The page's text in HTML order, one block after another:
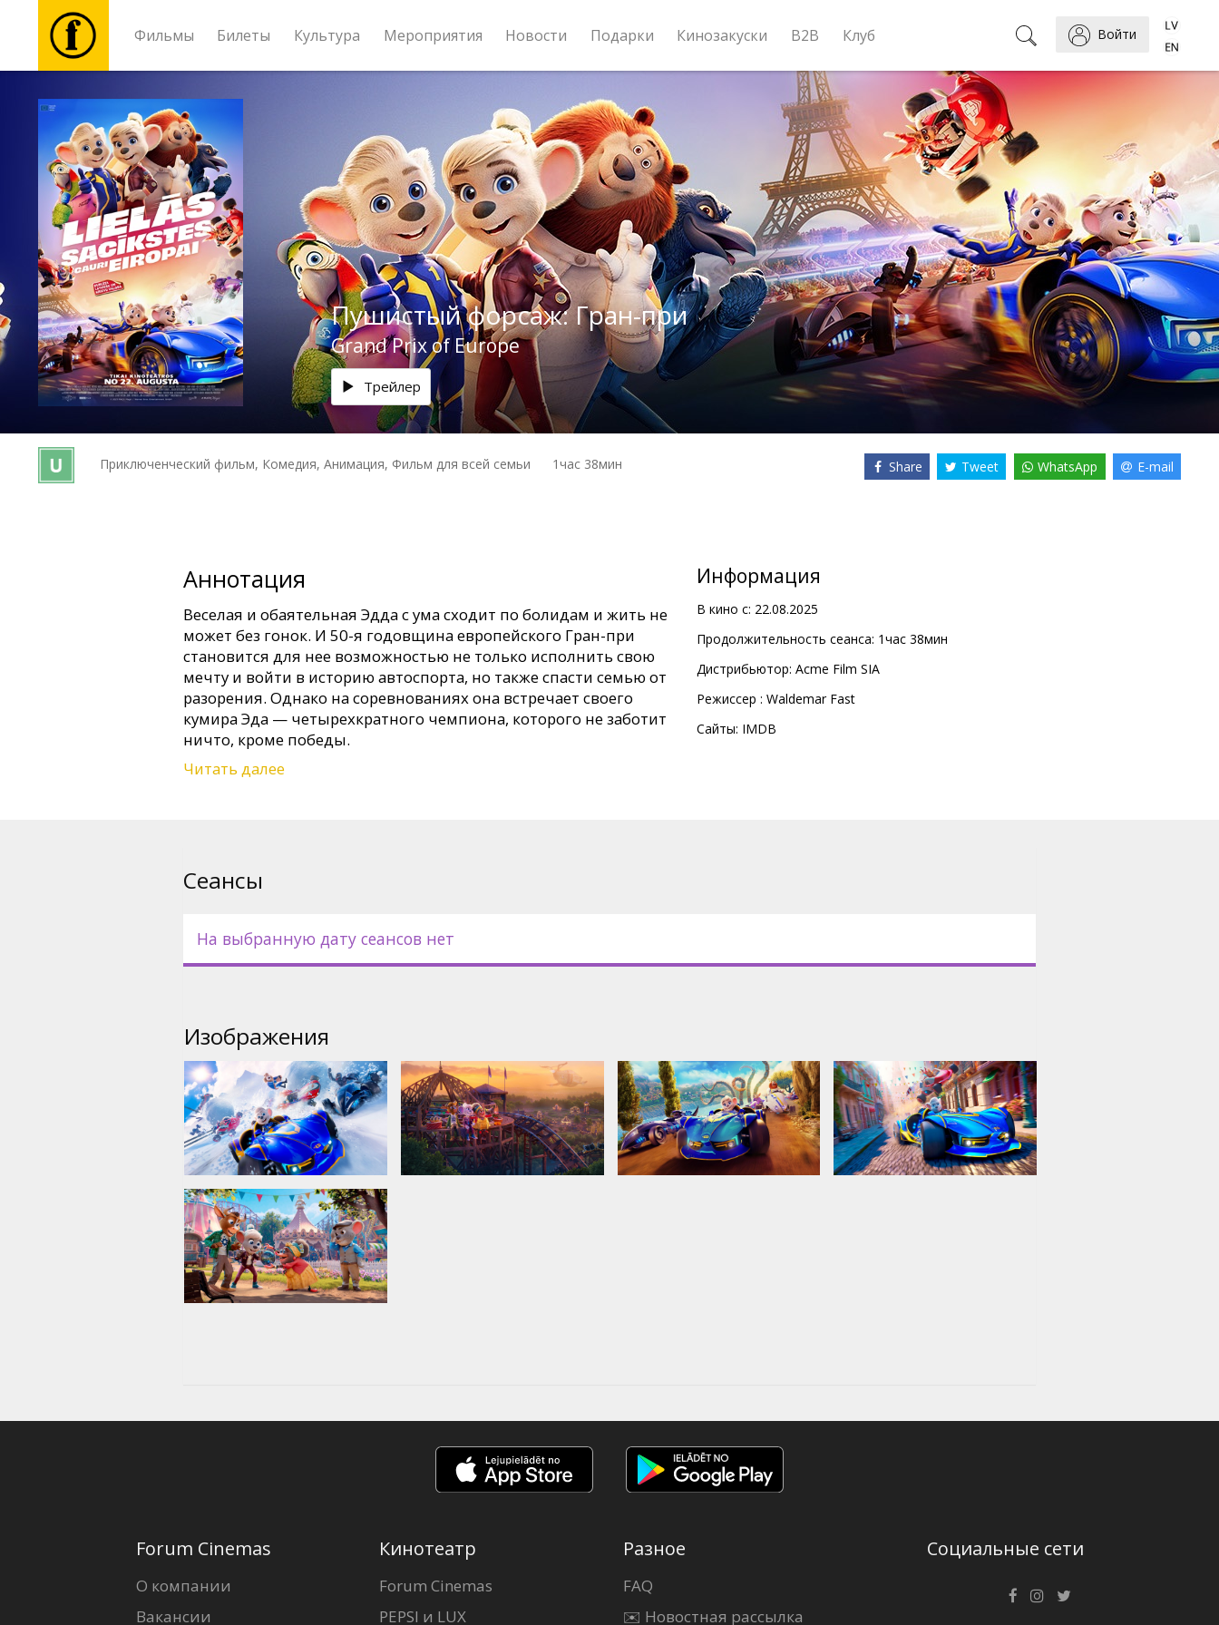
Фильмы Билеты Культура Мероприятия Новости Подарки Кинозакуски B2B Клуб Войти
Фильмы
Билеты
Культура
Мероприятия
Новости
Подарки
B2B
Пушистый форсаж: Гран-при
Grand Prix of Europe
Трейлер
Приключенческий фильм, Комедия, Анимация, Фильм для всей семьи 1час 38мин Share Tweet WhatsApp E-mail
Аннотация
Веселая и обаятельная Эдда с ума сходит по болидам и жить не
может без гонок. И 50-я годовщина европейского Гран-при
становится для нее возможностью не только исполнить свою
мечту и войти в историю автоспорта, но также спасти семью от
разорения. Однако на соревнованиях она встречает своего
кумира Эда — четырехкратного чемпиона, которого не заботит
ничто, кроме победы.
Фильм демонстрируется в следующих языковых версиях:
Читать далее
Информация
В кино с: 22.08.2025
Продолжительность сеанса: 1час 38мин
Дистрибьютор: Acme Film SIA
Pежиссер : Waldemar Fast
Сайты: IMDB
Сеансы
На выбранную дату сеансов нет
Изображения
Forum Cinemas
О компании
Вакансии
Кинотеатр
Forum Cinemas
PEPSI и LUX
Разное
FAQ
✉️ Новостная рассылка
Социальные сети